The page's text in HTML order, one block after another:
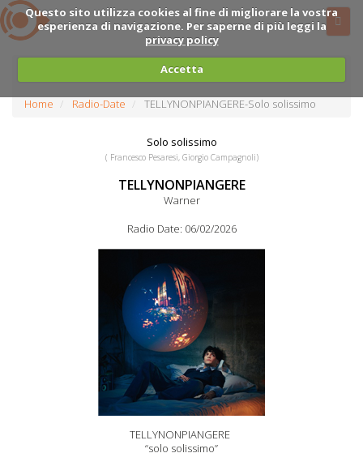
Questo sito utilizza cookies al fine di migliorare la vostra
esperienza di navigazione. Per saperne di più leggi la
privacy policy
Accetta
Home Radio-Date TELLYNONPIANGERE-Solo solissimo
Solo solissimo
( Francesco Pesaresi, Giorgio Campagnoli)
TELLYNONPIANGERE
Warner
Radio Date: 06/02/2026
TELLYNONPIANGERE
“solo solissimo”